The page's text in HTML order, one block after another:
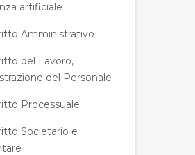
artificiale
Amministrativo
del Lavoro,
del Personale
Processuale
Societario e